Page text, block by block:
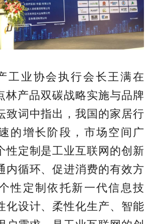
工业协会执行会长王满在
林产品双碳战略实施与品牌
致词中指出，我国的家居行
的增长阶段，市场空间广
性定制是工业互联网的创新
内循环、促进消费的有效方
性定制依托新一代信息技
化设计、柔性化生产、智能